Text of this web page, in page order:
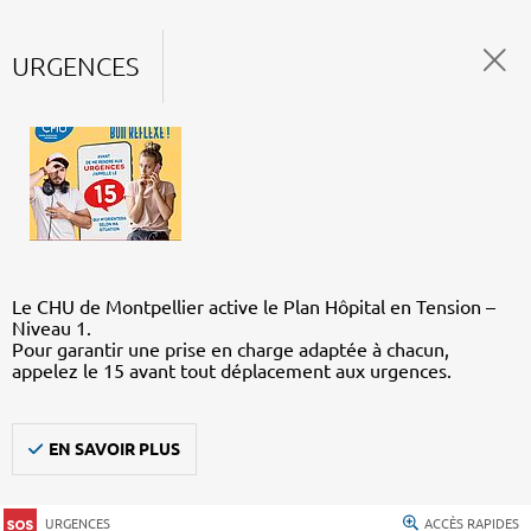
URGENCES
Le CHU de Montpellier active le Plan Hôpital en Tension –
Niveau 1.
Pour garantir une prise en charge adaptée à chacun,
appelez le 15 avant tout déplacement aux urgences.
EN SAVOIR PLUS
URGENCES ACCÈS RAPIDES